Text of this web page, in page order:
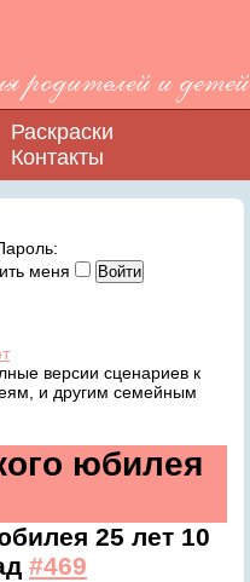
и детей
Раскраски
Контакты
меня
версии сценариев к
и другим семейным
юбилея
25 лет 10
#469